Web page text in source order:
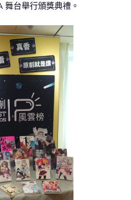
台舉行頒獎典禮。